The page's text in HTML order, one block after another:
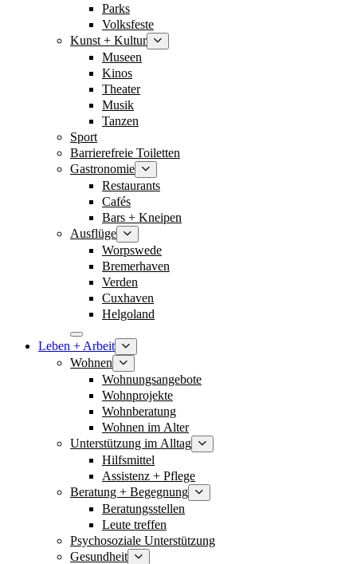
Parks
Volksfeste
Kunst + Kultur
Museen
Kinos
Theater
Musik
Tanzen
Sport
Barrierefreie Toiletten
Gastronomie
Restaurants
Cafés
Bars + Kneipen
Ausflüge
Worpswede
Bremerhaven
Verden
Cuxhaven
Helgoland
Leben + Arbeit
Wohnen
Wohnungsangebote
Wohnprojekte
Wohnberatung
Wohnen im Alter
Unterstützung im Alltag
Hilfsmittel
Assistenz + Pflege
Beratung + Begegnung
Beratungsstellen
Leute treffen
Psychosoziale Unterstützung
Gesundheit